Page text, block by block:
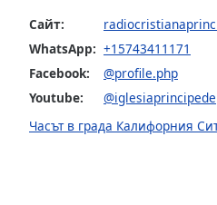
Opacity
Font
Сайт:
WhatsApp: +15743411171
Facebook:
@profile.php
Youtube:
Часът в града Калифорния